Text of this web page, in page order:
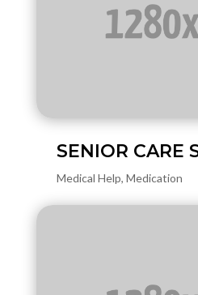
SENIOR CARE
Medical Help, Medication